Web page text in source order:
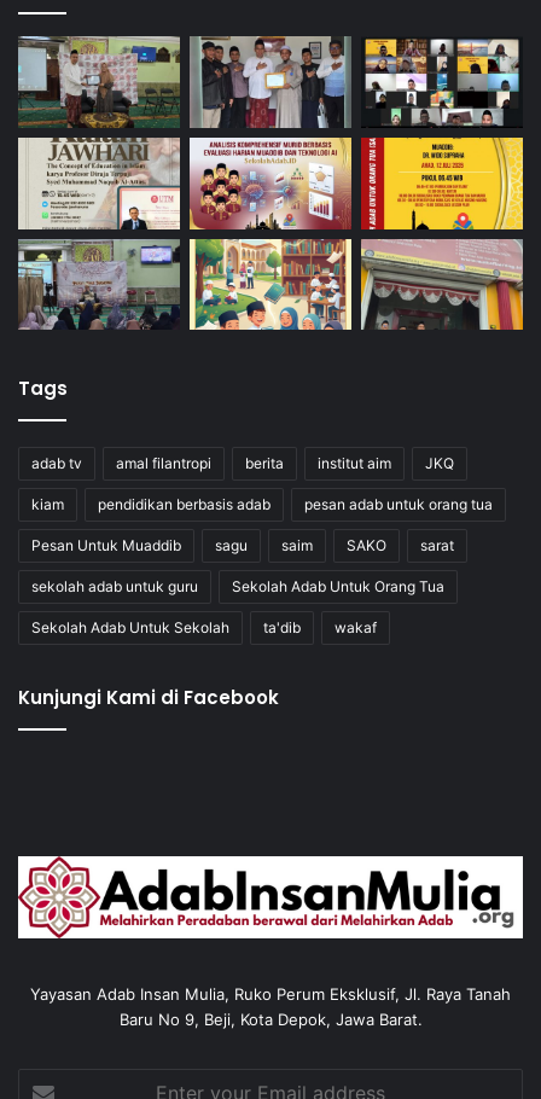
Tags
adab tv amal filantropi berita institut aim JKQ
kiam pendidikan berbasis adab pesan adab untuk orang tua
Pesan Untuk Muaddib sagu saim SAKO sarat
sekolah adab untuk guru Sekolah Adab Untuk Orang Tua
Sekolah Adab Untuk Sekolah ta'dib wakaf
Kunjungi Kami di Facebook
Yayasan Adab Insan Mulia, Ruko Perum Eksklusif, Jl. Raya Tanah
Baru No 9, Beji, Kota Depok, Jawa Barat.